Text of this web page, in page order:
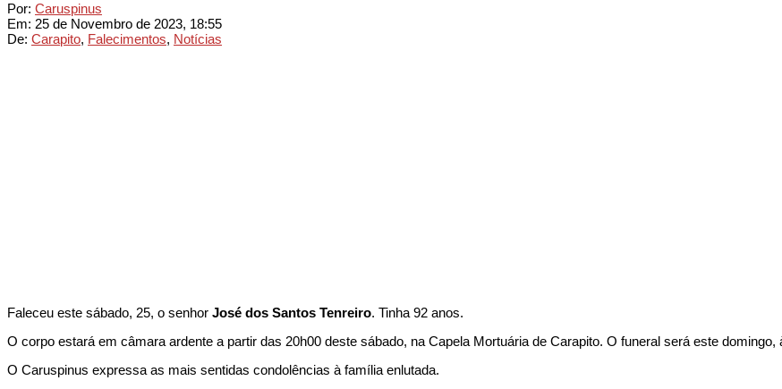
Por: Caruspinus
Em: 25 de Novembro de 2023, 18:55
De: Carapito, Falecimentos, Notícias
Faleceu este sábado, 25, o senhor José dos Santos Tenreiro. Tinha 92 anos.
O corpo estará em câmara ardente a partir das 20h00 deste sábado, na Capela Mortuária de Carapito. O funeral será este domingo,
O Caruspinus expressa as mais sentidas condolências à família enlutada.